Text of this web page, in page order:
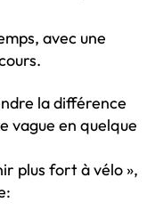
avec une
la différence
vague en quelque
plus fort à vélo »,